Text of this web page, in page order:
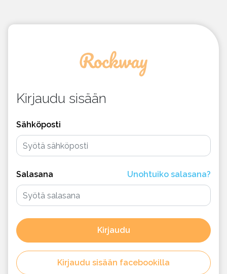
Kirjaudu sisään
Sähköposti
Salasana Unohtuiko salasana?
Kirjaudu
Kirjaudu sisään facebookilla